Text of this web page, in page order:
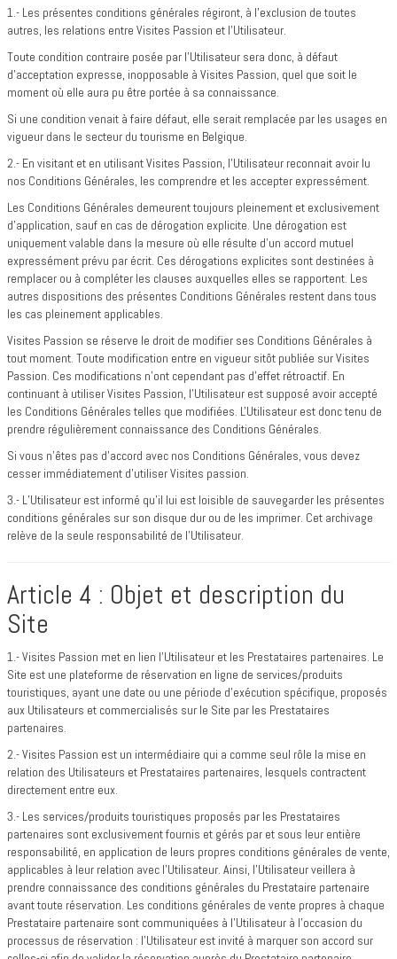
1.- Les présentes conditions générales régiront, à l’exclusion de toutes
autres, les relations entre Visites Passion et l’Utilisateur.
Toute condition contraire posée par l’Utilisateur sera donc, à défaut
d’acceptation expresse, inopposable à Visites Passion, quel que soit le
moment où elle aura pu être portée à sa connaissance.
Si une condition venait à faire défaut, elle serait remplacée par les usages en
vigueur dans le secteur du tourisme en Belgique.
2.- En visitant et en utilisant Visites Passion, l’Utilisateur reconnait avoir lu
nos Conditions Générales, les comprendre et les accepter expressément.
Les Conditions Générales demeurent toujours pleinement et exclusivement
d’application, sauf en cas de dérogation explicite. Une dérogation est
uniquement valable dans la mesure où elle résulte d’un accord mutuel
expressément prévu par écrit. Ces dérogations explicites sont destinées à
remplacer ou à compléter les clauses auxquelles elles se rapportent. Les
autres dispositions des présentes Conditions Générales restent dans tous
les cas pleinement applicables.
Visites Passion se réserve le droit de modifier ses Conditions Générales à
tout moment. Toute modification entre en vigueur sitôt publiée sur Visites
Passion. Ces modifications n'ont cependant pas d'effet rétroactif. En
continuant à utiliser Visites Passion, l'Utilisateur est supposé avoir accepté
les Conditions Générales telles que modifiées. L'Utilisateur est donc tenu de
prendre régulièrement connaissance des Conditions Générales.
Si vous n'êtes pas d'accord avec nos Conditions Générales, vous devez
cesser immédiatement d'utiliser Visites passion.
3.- L’Utilisateur est informé qu’il lui est loisible de sauvegarder les présentes
conditions générales sur son disque dur ou de les imprimer. Cet archivage
relève de la seule responsabilité de l’Utilisateur.
Article 4 : Objet et description du
Site
1.- Visites Passion met en lien l’Utilisateur et les Prestataires partenaires. Le
Site est une plateforme de réservation en ligne de services/produits
touristiques, ayant une date ou une période d'exécution spécifique, proposés
aux Utilisateurs et commercialisés sur le Site par les Prestataires
partenaires.
2.- Visites Passion est un intermédiaire qui a comme seul rôle la mise en
relation des Utilisateurs et Prestataires partenaires, lesquels contractent
directement entre eux.
3.- Les services/produits touristiques proposés par les Prestataires
partenaires sont exclusivement fournis et gérés par et sous leur entière
responsabilité, en application de leurs propres conditions générales de vente,
applicables à leur relation avec l’Utilisateur. Ainsi, l’Utilisateur veillera à
prendre connaissance des conditions générales du Prestataire partenaire
avant toute réservation. Les conditions générales de vente propres à chaque
Prestataire partenaire sont communiquées à l’Utilisateur à l’occasion du
processus de réservation : l’Utilisateur est invité à marquer son accord sur